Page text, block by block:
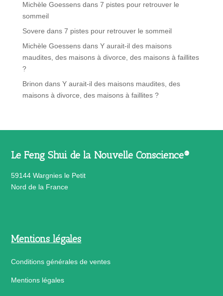
Michèle Goessensdans 7 pistes pour retrouver le
sommeil
Sovere dans 7 pistes pour retrouver le sommeil
Michèle Goessensdans Y aurait-il des maisons
maudites, des maisons à divorce, des maisons à faillites
?
Brinon dans Y aurait-il des maisons maudites, des
maisons à divorce, des maisons à faillites ?
Le Feng Shui de la Nouvelle Conscience®
59144 Wargnies le Petit
Nord de la France
Mentions légales
Conditions générales de ventes
Mentions légales